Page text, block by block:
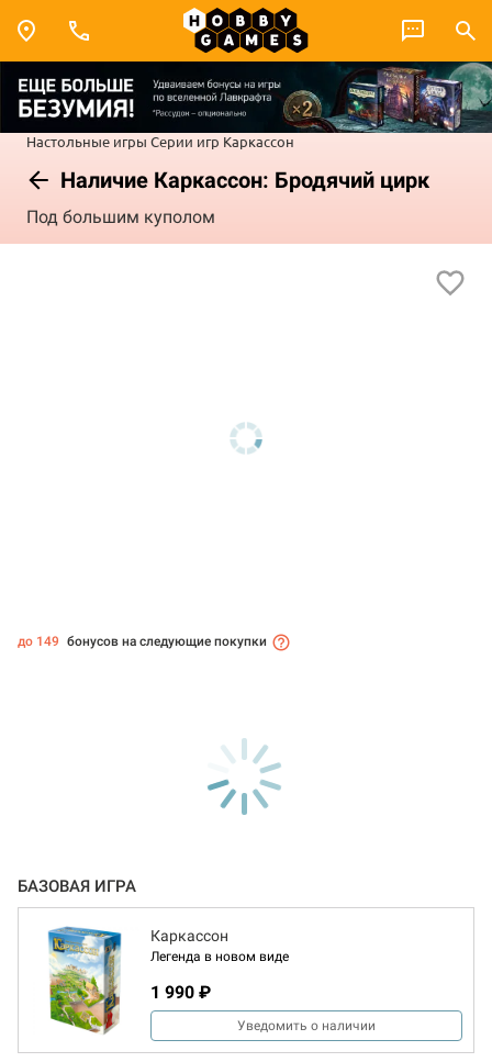
Настольные игры Серии игр Каркассон
Наличие Каркассон: Бродячий цирк
Под большим куполом
до 149 бонусов на следующие покупки
БАЗОВАЯ ИГРА
Каркассон
Легенда в новом виде
1 990 ₽
Уведомить о наличии